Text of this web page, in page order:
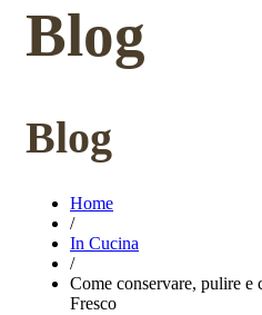
Blog
Blog
Home
/
In Cucina
/
Come conservare, pulire
Fresco